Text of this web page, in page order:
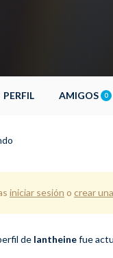
PERFIL AMIGOS 0
iniciar sesión o crear
de lantheinefue